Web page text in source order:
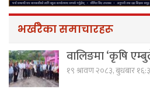
भर्खरैका समाचारहरू
वालिङमा ‘कृषि
१९ श्रावण २०८३, बुधबार